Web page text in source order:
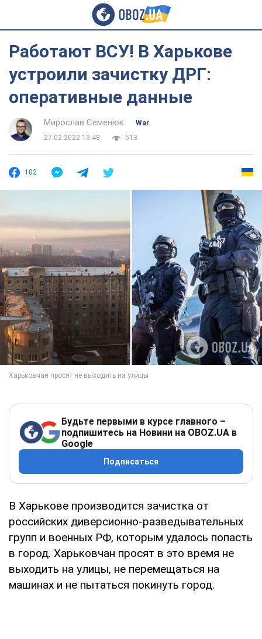
Работают ВСУ! В Харькове
устроили зачистку ДРГ:
оперативные данные
Мирослав Семенюк
War
27.02.2022 13:48
513
102
Будьте первыми в курсе главного –
подпишитесь на Новини на OBOZ.UA в
Google
Подписаться
В Харькове производится зачистка от
российских диверсионно-разведывательных
групп и военных РФ, которым удалось попасть
в город. Харьковчан просят в это время не
выходить на улицы, не перемещаться на
машинах и не пытаться покинуть город.